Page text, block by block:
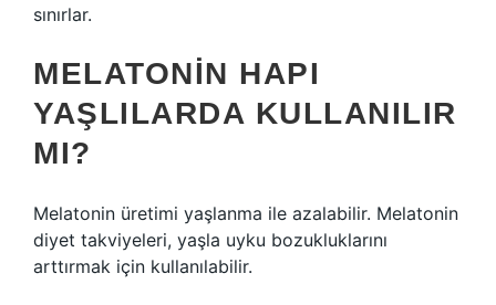
sınırlar.
MELATONIN HAPI
YAŞLILARDA KULLANILIR
MI?
Melatonin üretimi yaşlanma ile azalabilir. Melatonin
diyet takviyeleri, yaşla uyku bozukluklarını
arttırmak için kullanılabilir.